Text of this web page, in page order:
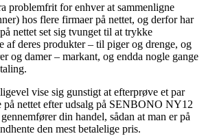
problemfrit for enhver at sammenligne
hos flere firmaer på nettet, og derfor har
nettet set sig tvunget til at trykke
af deres produkter – til piger og drenge, og
og damer – markant, og endda nogle gange
vise sig gunstigt at efterprøve et par
på nettet efter udsalg på SENBONO NY12
din handel, sådan at man er på
den mest betalelige pris.